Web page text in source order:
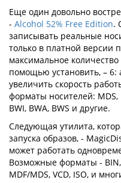
Еще один довольно
- Alcohol 52% Free Edition.
записывать реальные
только в платной версии
максимальное
помощью установить, – 6:
увеличить скорость
форматы носителей: MDS,
BWI, BWA, BWS и другие.
Следующая утилита,
запуска образов, -
может работать
Возможные форматы - BIN,
MDF/MDS, VCD, ISO, и